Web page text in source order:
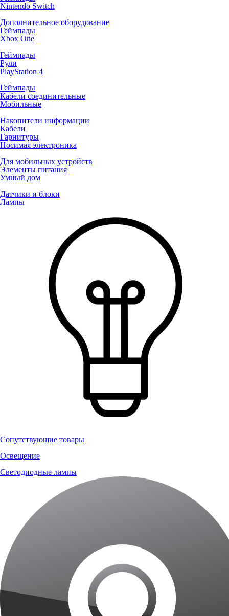
Nintendo Switch
Дополнительное оборудование
Геймпады
Xbox One
Геймпады
Рули
PlayStation 4
Геймпады
Кабели соединительные
Мобильные
Накопители информации
Кабели
Гарнитуры
Носимая электроника
Для мобильных устройств
Элементы питания
Умный дом
Датчики и блоки
Лампы
Сопутствующие товары
Освещение
Светодиодные лампы